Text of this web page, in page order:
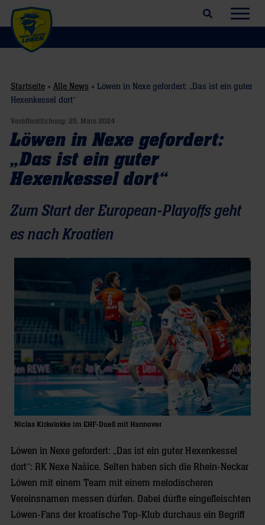
Suchfeld öffnen
Startseite » Alle News » Löwen in Nexe gefordert: „Das ist ein guter
Hexenkessel dort“
Veröffentlichung: 25. März 2024
Löwen in Nexe gefordert:
„Das ist ein guter
Hexenkessel dort“
Zum Start der European-Playoffs geht
es nach Kroatien
Niclas Kirkelokke im EHF-Duell mit Hannover
Löwen in Nexe gefordert: „Das ist ein guter Hexenkessel
dort“: RK Nexe Našice. Selten haben sich die Rhein-Neckar
Löwen mit einem Team mit einem melodischeren
Vereinsnamen messen dürfen. Dabei dürfte eingefleischten
Löwen-Fans der kroatische Top-Klub durchaus ein Begriff